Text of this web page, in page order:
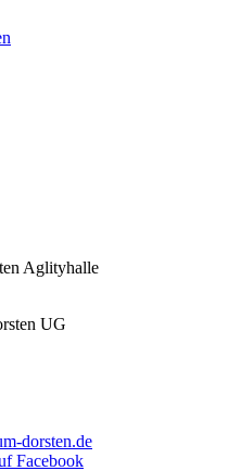
UG
dorsten.de
Facebook